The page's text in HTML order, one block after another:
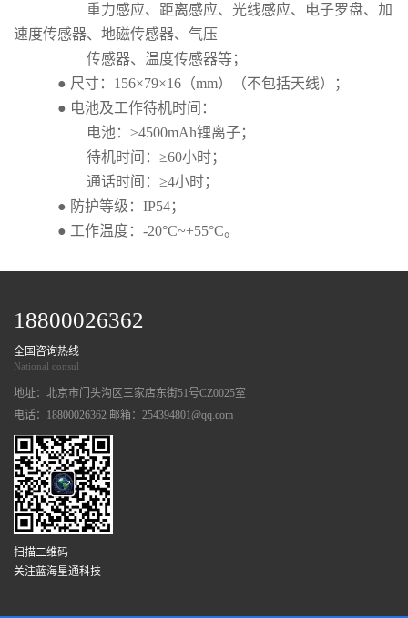
重力感应、距离感应、光线感应、电子罗盘、加
速度传感器、地磁传感器、气压
传感器、温度传感器等；
● 尺寸：156×79×16（mm）（不包括天线）；
● 电池及工作待机时间：
电池：≥4500mAh锂离子；
待机时间：≥60小时；
通话时间：≥4小时；
● 防护等级：IP54；
● 工作温度：-20°C~+55°C。
18800026362
全国咨询热线
National consul
地址：北京市门头沟区三家店东街51号CZ0025室
电话：18800026362 邮箱：254394801@qq.com
扫描二维码
关注蓝海星通科技